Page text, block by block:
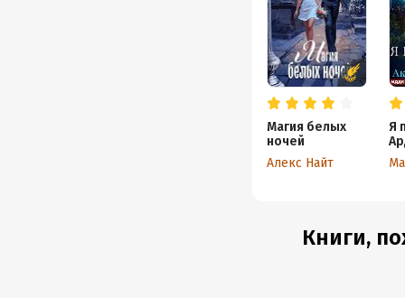
Магия белых
ночей
Алекс Найт
Я
Книги,